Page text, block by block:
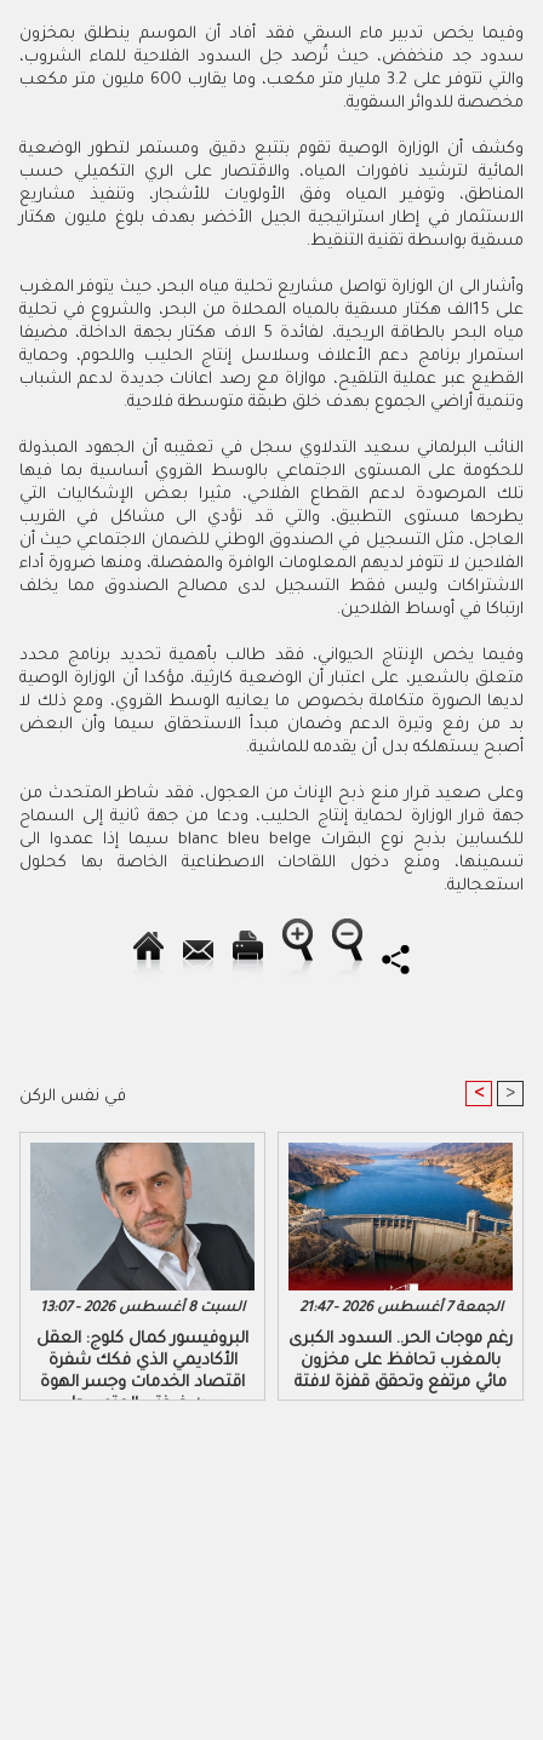
وفيما يخص تدبير ماء السقي فقد أفاد أن الموسم ينطلق بمخزون
سدود جد منخفض، حيث تُرصد جل السدود الفلاحية للماء الشروب،
والتي تتوفر على 3.2 مليار متر مكعب، وما يقارب 600 مليون متر مكعب
مخصصة للدوائر السقوية.
وكشف أن الوزارة الوصية تقوم بتتبع دقيق ومستمر لتطور الوضعية
المائية لترشيد نافورات المياه، والاقتصار على الري التكميلي حسب
المناطق، وتوفير المياه وفق الأولويات للأشجار، وتنفيذ مشاريع
الاستثمار في إطار استراتيجية الجيل الأخضر بهدف بلوغ مليون هكتار
مسقية بواسطة تقنية التنقيط.
وأشار الى ان الوزارة تواصل مشاريع تحلية مياه البحر، حيث يتوفر المغرب
على 15الف هكتار مسقية بالمياه المحلاة من البحر، والشروع في تحلية
مياه البحر بالطاقة الريحية، لفائدة 5 الاف هكتار بجهة الداخلة، مضيفا
استمرار برنامج دعم الأعلاف وسلاسل إنتاج الحليب واللحوم، وحماية
القطيع عبر عملية التلقيح، موازاة مع رصد اعانات جديدة لدعم الشباب
وتنمية أراضي الجموع بهدف خلق طبقة متوسطة فلاحية.
النائب البرلماني سعيد التدلاوي سجل في تعقيبه أن الجهود المبذولة
للحكومة على المستوى الاجتماعي بالوسط القروي أساسية بما فيها
تلك المرصودة لدعم القطاع الفلاحي، مثيرا بعض الإشكاليات التي
يطرحها مستوى التطبيق، والتي قد تؤدي الى مشاكل في القريب
العاجل، مثل التسجيل في الصندوق الوطني للضمان الاجتماعي حيث أن
الفلاحين لا تتوفر لديهم المعلومات الوافرة والمفصلة، ومنها ضرورة أداء
الاشتراكات وليس فقط التسجيل لدى مصالح الصندوق مما يخلف
ارتباكا في أوساط الفلاحين.
وفيما يخص الإنتاج الحيواني، فقد طالب بأهمية تحديد برنامج محدد
متعلق بالشعير، على اعتبار أن الوضعية كارثية، مؤكدا أن الوزارة الوصية
لديها الصورة متكاملة بخصوص ما يعانيه الوسط القروي، ومع ذلك لا
بد من رفع وتيرة الدعم وضمان مبدأ الاستحقاق سيما وأن البعض
أصبح يستهلكه بدل أن يقدمه للماشية.
وعلى صعيد قرار منع ذبح الإناث من العجول، فقد شاطر المتحدث من
جهة قرار الوزارة لحماية إنتاج الحليب، ودعا من جهة ثانية إلى السماح
للكسابين بذبح نوع البقرات blanc bleu belge سيما إذا عمدوا الى
تسمينها، ومنع دخول اللقاحات الاصطناعية الخاصة بها كحلول
استعجالية.
في نفس الركن < >
السبت 8 أغسطس 2026 - 13:07
البروفيسور كمال كلوج: العقل
الأكاديمي الذي فكك شفرة
اقتصاد الخدمات وجسر الهوة
بين ضفتي المتوسط
الجمعة 7 أغسطس 2026 - 21:47
رغم موجات الحر.. السدود الكبرى
بالمغرب تحافظ على مخزون
مائي مرتفع وتحقق قفزة لافتة